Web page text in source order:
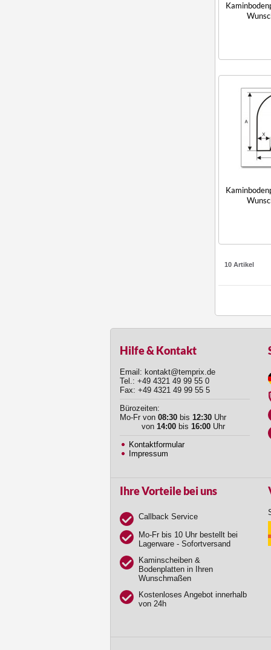
10 Artikel
Hilfe & Kontakt
Email: kontakt@temprix.de
Tel.: +49 4321 49 99 55 0
Fax: +49 4321 49 99 55 5
Bürozeiten:
Mo-Fr von 08:30 bis 12:30 Uhr
von 14:00 bis 16:00 Uhr
Kontaktformular
Impressum
Ihre Vorteile bei uns
Callback Service
Mo-Fr bis 10 Uhr bestellt bei
Lagerware - Sofortversand
Kaminscheiben &
Bodenplatten in Ihren
Wunschmaßen
Kostenloses Angebot innerhalb
von 24h